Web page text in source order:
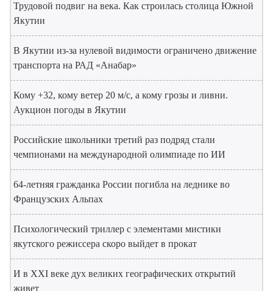
Трудовой подвиг на века. Как строилась столица Южной
Якутии
В Якутии из-за нулевой видимости ограничено движение
транспорта на РАД «Анабар»
Кому +32, кому ветер 20 м/с, а кому грозы и ливни.
Аукцион погоды в Якутии
Российские школьники третий раз подряд стали
чемпионами на международной олимпиаде по ИИ
64-летняя гражданка России погибла на леднике во
Французских Альпах
Психологический триллер с элементами мистики
якутского режиссера скоро выйдет в прокат
И в XXI веке дух великих географических открытий
живет